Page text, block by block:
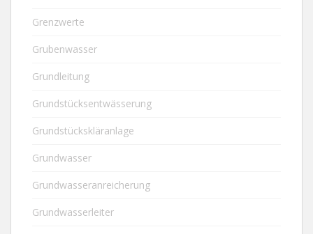
Grenzwerte
Grubenwasser
Grundleitung
Grundstücksentwässerung
Grundstückskläranlage
Grundwasser
Grundwasseranreicherung
Grundwasserleiter